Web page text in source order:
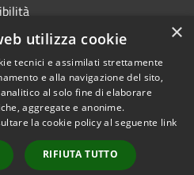
Copyright © 2026 • Comune di
Atri • Powered by
Municipium•Accesso
redazione
×
utilizza cookie
tecnici e assimilati strettamente
e alla navigazione del sito,
al solo fine di elaborare
aggregate e anonime.
la cookie policy al seguente link
RIFIUTA TUTTO